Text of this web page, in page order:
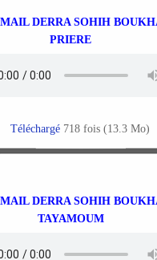
DERRA SOHIH
PRIERE
Téléchargé 718 fois (13.3 Mo)
DERRA SOHIH
TAYAMOUM